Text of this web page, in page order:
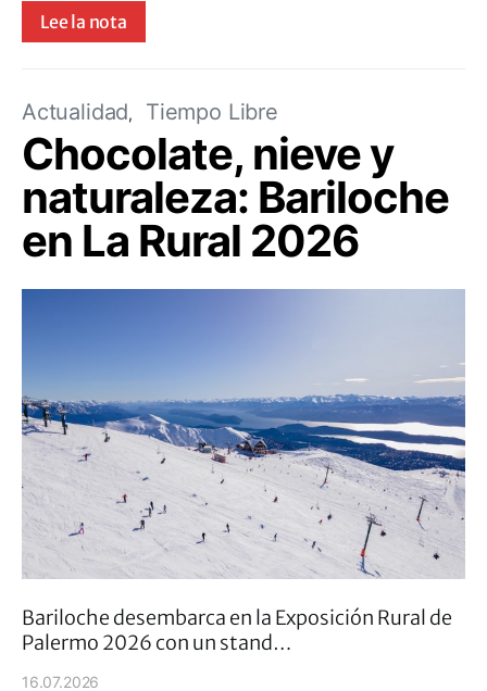
Lee la nota
Actualidad Tiempo Libre
Chocolate, nieve y
naturaleza: Bariloche
en La Rural 2026
Bariloche desembarca en la Exposición Rural de
Palermo 2026 con un stand…
16.07.2026